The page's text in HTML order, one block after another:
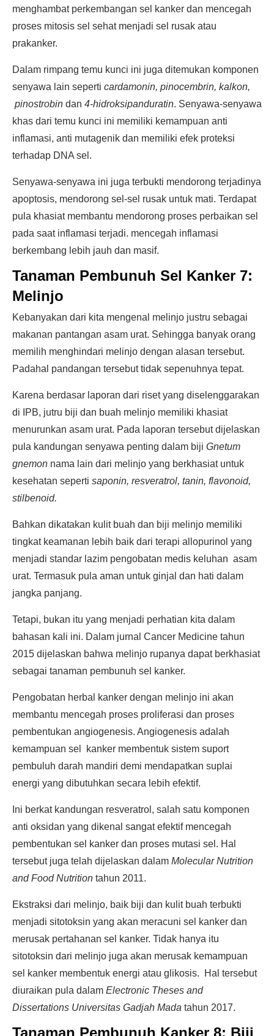
menghambat perkembangan sel kanker dan mencegah
proses mitosis sel sehat menjadi sel rusak atau
prakanker.
Dalam rimpang temu kunci ini juga ditemukan komponen
senyawa lain seperti cardamonin, pinocembrin, kalkon,
pinostrobin dan 4-hidroksipanduratin. Senyawa-senyawa
khas dari temu kunci ini memiliki kemampuan anti
inflamasi, anti mutagenik dan memiliki efek proteksi
terhadap DNA sel.
Senyawa-senyawa ini juga terbukti mendorong terjadinya
apoptosis, mendorong sel-sel rusak untuk mati. Terdapat
pula khasiat membantu mendorong proses perbaikan sel
pada saat inflamasi terjadi. mencegah inflamasi
berkembang lebih jauh dan masif.
Tanaman Pembunuh Sel Kanker 7:
Melinjo
Kebanyakan dari kita mengenal melinjo justru sebagai
makanan pantangan asam urat. Sehingga banyak orang
memilih menghindari melinjo dengan alasan tersebut.
Padahal pandangan tersebut tidak sepenuhnya tepat.
Karena berdasar laporan dari riset yang diselenggarakan
di IPB, jutru biji dan buah melinjo memiliki khasiat
menurunkan asam urat. Pada laporan tersebut dijelaskan
pula kandungan senyawa penting dalam biji Gnetum
gnemon nama lain dari melinjo yang berkhasiat untuk
kesehatan seperti saponin, resveratrol, tanin, flavonoid,
stilbenoid.
Bahkan dikatakan kulit buah dan biji melinjo memiliki
tingkat keamanan lebih baik dari terapi allopurinol yang
menjadi standar lazim pengobatan medis keluhan asam
urat. Termasuk pula aman untuk ginjal dan hati dalam
jangka panjang.
Tetapi, bukan itu yang menjadi perhatian kita dalam
bahasan kali ini. Dalam jurnal Cancer Medicine tahun
2015 dijelaskan bahwa melinjo rupanya dapat berkhasiat
sebagai tanaman pembunuh sel kanker.
Pengobatan herbal kanker dengan melinjo ini akan
membantu mencegah proses proliferasi dan proses
pembentukan angiogenesis. Angiogenesis adalah
kemampuan sel kanker membentuk sistem suport
pembuluh darah mandiri demi mendapatkan suplai
energi yang dibutuhkan secara lebih efektif.
Ini berkat kandungan resveratrol, salah satu komponen
anti oksidan yang dikenal sangat efektif mencegah
pembentukan sel kanker dan proses mutasi sel. Hal
tersebut juga telah dijelaskan dalam Molecular Nutrition
and Food Nutrition tahun 2011.
Ekstraksi dari melinjo, baik biji dan kulit buah terbukti
menjadi sitotoksin yang akan meracuni sel kanker dan
merusak pertahanan sel kanker. Tidak hanya itu
sitotoksin dari melinjo juga akan merusak kemampuan
sel kanker membentuk energi atau glikosis. Hal tersebut
diuraikan pula dalam Electronic Theses and
Dissertations Universitas Gadjah Mada tahun 2017.
Tanaman Pembunuh Kanker 8: Biji